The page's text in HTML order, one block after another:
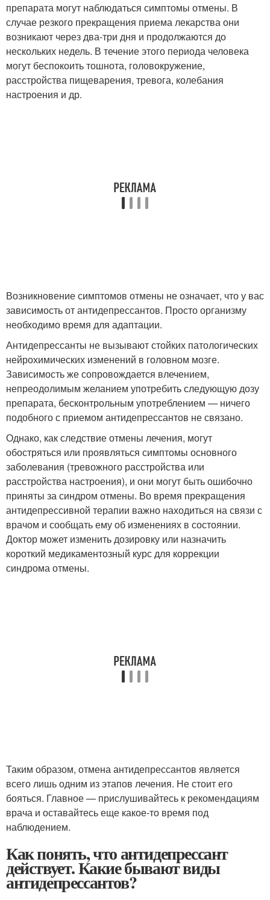
препарата могут наблюдаться симптомы отмены. В
случае резкого прекращения приема лекарства они
возникают через два-три дня и продолжаются до
нескольких недель. В течение этого периода человека
могут беспокоить тошнота, головокружение,
расстройства пищеварения, тревога, колебания
настроения и др.
Возникновение симптомов отмены не означает, что у вас
зависимость от антидепрессантов. Просто организму
необходимо время для адаптации.
Антидепрессанты не вызывают стойких патологических
нейрохимических изменений в головном мозге.
Зависимость же сопровождается влечением,
непреодолимым желанием употребить следующую дозу
препарата, бесконтрольным употреблением — ничего
подобного с приемом антидепрессантов не связано.
Однако, как следствие отмены лечения, могут
обостряться или проявляться симптомы основного
заболевания (тревожного расстройства или
расстройства настроения), и они могут быть ошибочно
приняты за синдром отмены. Во время прекращения
антидепрессивной терапии важно находиться на связи с
врачом и сообщать ему об изменениях в состоянии.
Доктор может изменить дозировку или назначить
короткий медикаментозный курс для коррекции
синдрома отмены.
Таким образом, отмена антидепрессантов является
всего лишь одним из этапов лечения. Не стоит его
бояться. Главное — прислушивайтесь к рекомендациям
врача и оставайтесь еще какое-то время под
наблюдением.
Как понять, что антидепрессант
действует. Какие бывают виды
антидепрессантов?